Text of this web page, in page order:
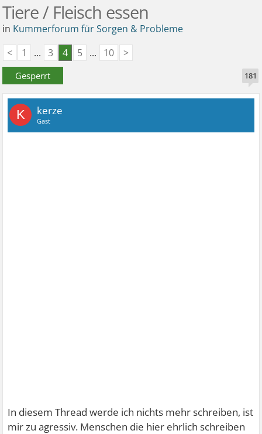
Tiere / Fleisch essen
in Kummerforum für Sorgen & Probleme
<
1 ... 3 4 5 ... 10 >
Gesperrt 181
K kerze
Gast
In diesem Thread werde ich nichts mehr schreiben, ist
mir zu agressiv. Menschen die hier ehrlich schreiben